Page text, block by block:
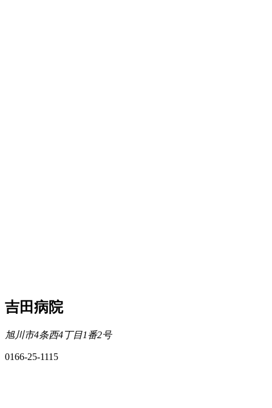
吉田病院
旭川市4条西4丁目1番2号
0166-25-1115